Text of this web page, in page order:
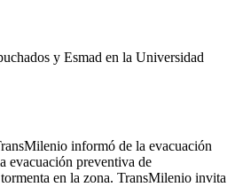
y Esmad en la Universidad
informó de la evacuación
evacuación preventiva de
en la zona. TransMilenio invita